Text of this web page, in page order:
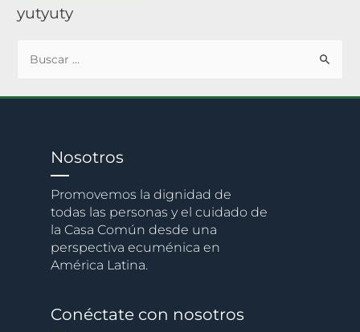
yutyuty
Nosotros
Promovemos la dignidad de
todas las personas y el cuidado de
la Casa Común desde una
perspectiva ecuménica en
América Latina.
Conéctate con nosotros